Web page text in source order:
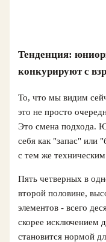
Тенденция:
конкурируют с
То, что мы видим
это не просто
Это смена подхода.
себя как "запас" или
с тем же
Пять четверных в
второй половине,
элементов - всего
скорее исключением
становится нормой